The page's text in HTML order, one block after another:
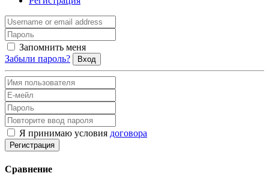
Запомнить меня
Забыли пароль?
Вход
Я принимаю условия договора
Регистрация
Сравнение